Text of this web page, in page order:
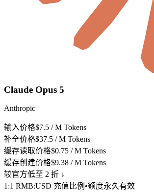
Claude Opus 5
Anthropic
输入价格$7.5 / M Tokens
补全价格$37.5 / M Tokens
缓存读取价格$0.75 / M Tokens
缓存创建价格$9.38 / M Tokens
较官方低至 2 折 ↓
1:1 RMB:USD 充值比例•额度永久有效